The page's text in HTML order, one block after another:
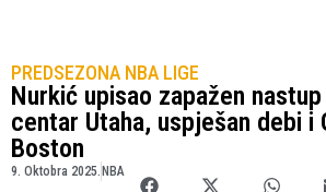
PREDSEZONA NBA LIGE
Nurkić upisao zapažen
centar Utaha, uspješan debi i
Boston
9. Oktobra 2025.NBA